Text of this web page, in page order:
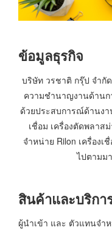
ข้อมูลธุรกิจ
บริษัท วรชาติ กรุ๊ป จำกั
ความชำนาญงานด้านก
ด้วยประสบการณ์ด้านงา
เชื่อม เครื่องตัดพลาส
จำหน่าย Rilon เครื่อง
ไปตามม
สินค้าและบริกา
ผู้นำเข้า และ ตัวแทนจำ